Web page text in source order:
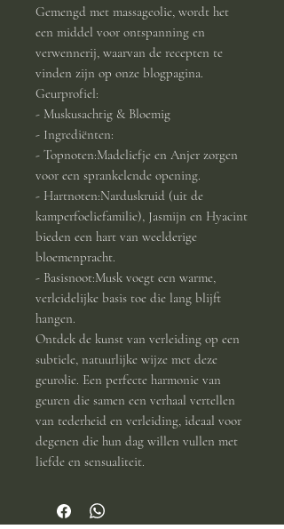
Gemengd met massageolie, wordt het
een middel voor ontspanning en
verwennerij, waarvan de recepten te
vinden zijn op onze blogpagina.
Geurprofiel:
- Muskusachtig & Bloemig
- Ingrediënten:
- Topnoten:Madeliefje en Anjer zorgen
voor een sprankelende opening.
- Hartnoten:Narduskruid (uit de
kamperfoeliefamilie), Jasmijn en Hyacint
bieden een hart van weelderige
bloemenpracht.
- Basisnoot:Musk voegt een warme,
verleidelijke basis toe die lang blijft
hangen.
Ontdek de kunst van verleiding op een
subtiele, natuurlijke wijze met deze
geurolie. Een perfecte harmonie van
geuren die samen een verhaal vertellen
van tederheid en verleiding, ideaal voor
degenen die hun dag willen vullen met
liefde en sensualiteit.